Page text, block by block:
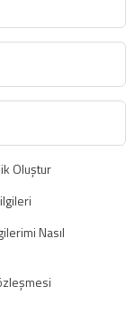
Oluştur
Nasıl